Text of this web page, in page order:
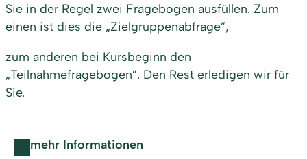
Sie in der Regel zwei Fragebogen ausfüllen. Zum
einen ist dies die „Zielgruppenabfrage”,
zum anderen bei Kursbeginn den
„Teilnahmefragebogen”. Den Rest erledigen wir für
Sie.
mehr Informationen